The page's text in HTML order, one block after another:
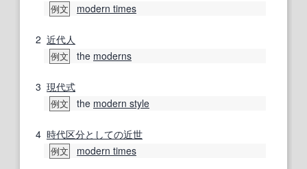
例文 modern times
2 近代人
例文 the moderns
3 現代式
例文 the modern style
4 時代区分としての近世
例文 modern times